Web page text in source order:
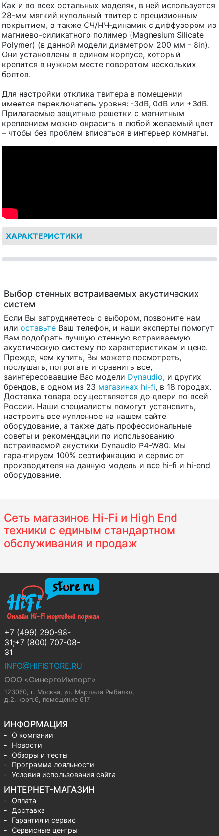
Как и во всех остальных моделях, в ней используется
28-мм мягкий купольный твитер с прецизионным
покрытием, а также СЧ/НЧ-динамик с диффузором из
магниево-силикатного полимер (Magnesium Silicate
Polymer) (в данной модели диаметром 200 мм - 8in).
Они установлены в едином корпусе, который
крепится в нужном месте поворотом нескольких
болтов.
Для настройки отклика твитера в помещении
имеется переключатель уровня: -3dB, 0dB или +3dB.
Прилагаемые защитные решетки с магнитным
креплением можно окрасить в любой желаемый цвет
– чтобы без проблем вписаться в интерьер комнаты.
ХАРАКТЕРИСТИКИ
Выбор стенных встраиваемых акустических
систем
Если Вы затрудняетесь с выбором, позвоните нам
или оставьте Ваш телефон, и наши эксперты помогут
Вам подобрать лучшую стенную встраиваемую
акустическую систему по характеристикам и цене.
Прежде, чем купить, Вы можете посмотреть,
послушать, потрогать и сравнить все,
заинтересовавшие Вас модели Dynaudio, и других
брендов, в одном из 23 магазинах hi-fi, в 18 городах.
Доставка товара осуществляется до двери по всей
России. Наши специалисты помогут установить,
настроить все купленное на нашем сайте
оборудование, а также дать профессиональные
советы и рекомендации по использованию
встраиваемой акустики Dynaudio P4-W80. Мы
гарантируем 100% сертификацию и сервис от
производителя на данную модель и все hi-fi и hi-end
оборудование.
Сеть магазинов Hi-Fi и High End
техники с единым стандартном
обслуживания и продаж
+7 (499) 290-98-
31;+7 (800) 707-08-
31
INFO@HIFISTORE.RU
ООО «СинергоИмпорт»
123060, г. Москва, ул. Маршала Рыбалко,
д.2, корп.6, помещение 617
ИНФОРМАЦИЯ
О компании
Новости
Обзоры и тесты
Программа лояльности
Условия использования сайта
ИНТЕРНЕТ-МАГАЗИН
Оплата
Доставка
Гарантия и сервис
Сервисные центры